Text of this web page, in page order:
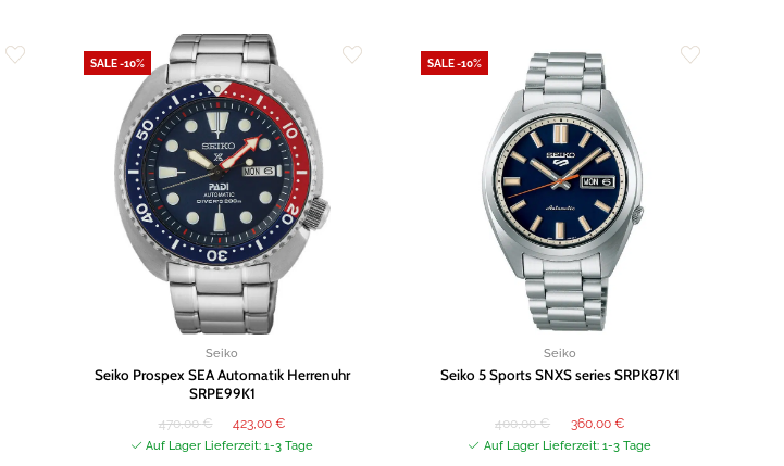
SALE -10%
Seiko
Seiko Prospex SEA Automatik Herrenuhr
SRPE99K1
470,00€ Ursprünglicher
Preis
war:
470,00 €
423,00€
ist:
423,00 €.
Auf Lager Lieferzeit: 1-3 Tage
SALE -10%
Seiko
Seiko 5 Sports SNXS series SRPK87K1
400,00€ Ursprünglicher
Preis
war:
400,00 €
360,00 €Aktueller
ist:
360,00 €.
Auf Lager Lieferzeit: 1-3 Tage